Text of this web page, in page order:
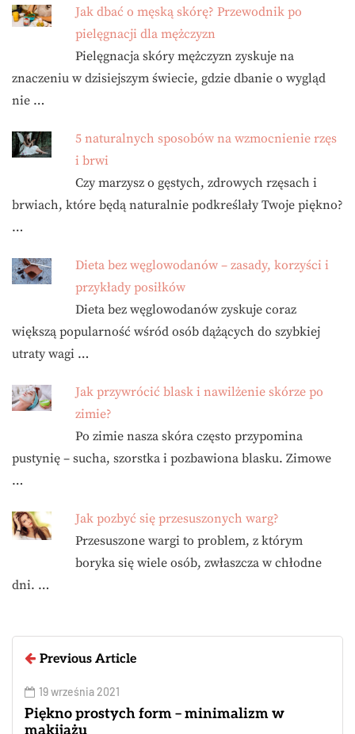
Jak dbać o męską skórę? Przewodnik po
pielęgnacji dla mężczyzn
Pielęgnacja skóry mężczyzn zyskuje na
znaczeniu w dzisiejszym świecie, gdzie dbanie o wygląd
nie …
5 naturalnych sposobów na wzmocnienie rzęs
i brwi
Czy marzysz o gęstych, zdrowych rzęsach i
brwiach, które będą naturalnie podkreślały Twoje piękno?
…
Dieta bez węglowodanów – zasady, korzyści i
przykłady posiłków
Dieta bez węglowodanów zyskuje coraz
większą popularność wśród osób dążących do szybkiej
utraty wagi …
Jak przywrócić blask i nawilżenie skórze po
zimie?
Po zimie nasza skóra często przypomina
pustynię – sucha, szorstka i pozbawiona blasku. Zimowe
…
Jak pozbyć się przesuszonych warg?
Przesuszone wargi to problem, z którym
boryka się wiele osób, zwłaszcza w chłodne
dni. …
Previous Article
19 września 2021
Piękno prostych form – minimalizm w
makijażu